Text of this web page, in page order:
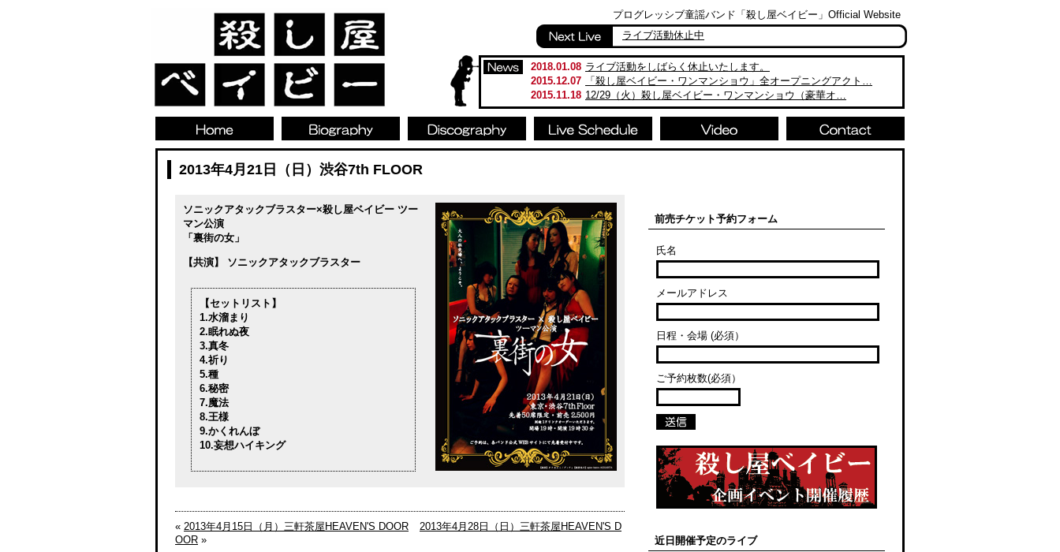
プログレッシブ童謡バンド「殺し屋ベイビー」Official Website
ライブ活動休止中
2018.01.08 ライブ活動をしばらく休止いたします。
2015.12.07
「殺し屋ベイビー・ワンマンショウ」全オープニングアクト…
2015.11.18 12/29（火）殺し屋ベイビー・ワンマンショウ（豪華オ…
2013年4月21日（日）渋谷7th FLOOR
ソニックアタックブラスター×殺し屋ベイビー ツー
マン公演
「裏街の女」
【共演】 ソニックアタックブラスター
【セットリスト】
1.水溜まり
2.眠れぬ夜
3.真冬
4.祈り
5.種
6.秘密
7.魔法
8.王様
9.かくれんぼ
10.妄想ハイキング
« 2013年4月15日（月）三軒茶屋HEAVEN'S DOOR
2013年4月28日（日）三軒茶屋HEAVEN'S D
OOR »
前売チケット予約フォーム
氏名
メールアドレス
日程・会場 (必須）
ご予約枚数(必須）
近日開催予定のライブ